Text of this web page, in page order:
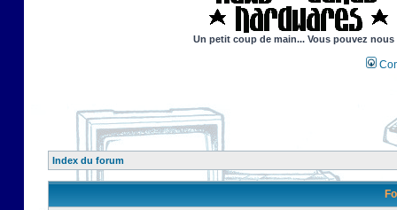
Un petit coup de main... Vous pouvez
Index du forum